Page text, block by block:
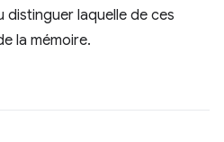
distinguer laquelle de ces
la mémoire.